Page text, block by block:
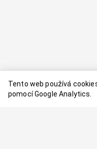
Tento web používá
pomocí Google Analytics.